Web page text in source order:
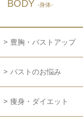
BODY -身体-
豊胸・バストアップ
バストのお悩み
痩身・ダイエット